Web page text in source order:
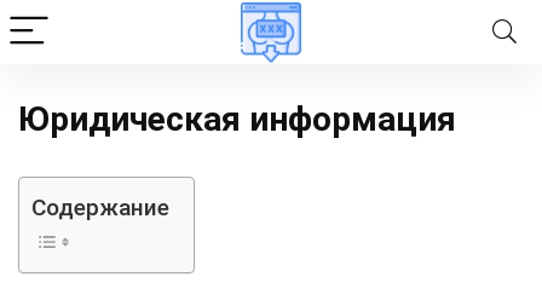
Юридическая информация
Содержание